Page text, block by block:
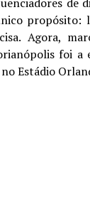
propósito:
Agora,
foi a
Estádio